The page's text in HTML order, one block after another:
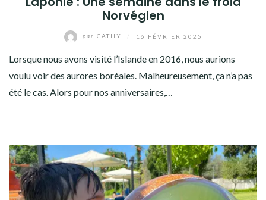
Norvégien
par CATHY 16 FÉVRIER 2025
Lorsque nous avons visité l’Islande en 2016, nous aurions
voulu voir des aurores boréales. Malheureusement, ça n’a pas
été le cas. Alors pour nos anniversaires,…